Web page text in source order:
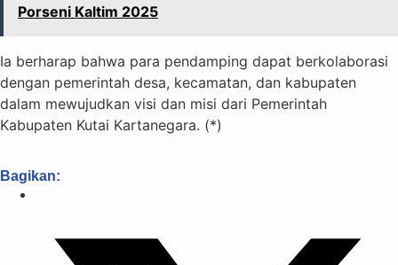
Porseni Kaltim 2025
Ia berharap bahwa para pendamping dapat berkolaborasi
dengan pemerintah desa, kecamatan, dan kabupaten
dalam mewujudkan visi dan misi dari Pemerintah
Kabupaten Kutai Kartanegara. (*)
Bagikan: